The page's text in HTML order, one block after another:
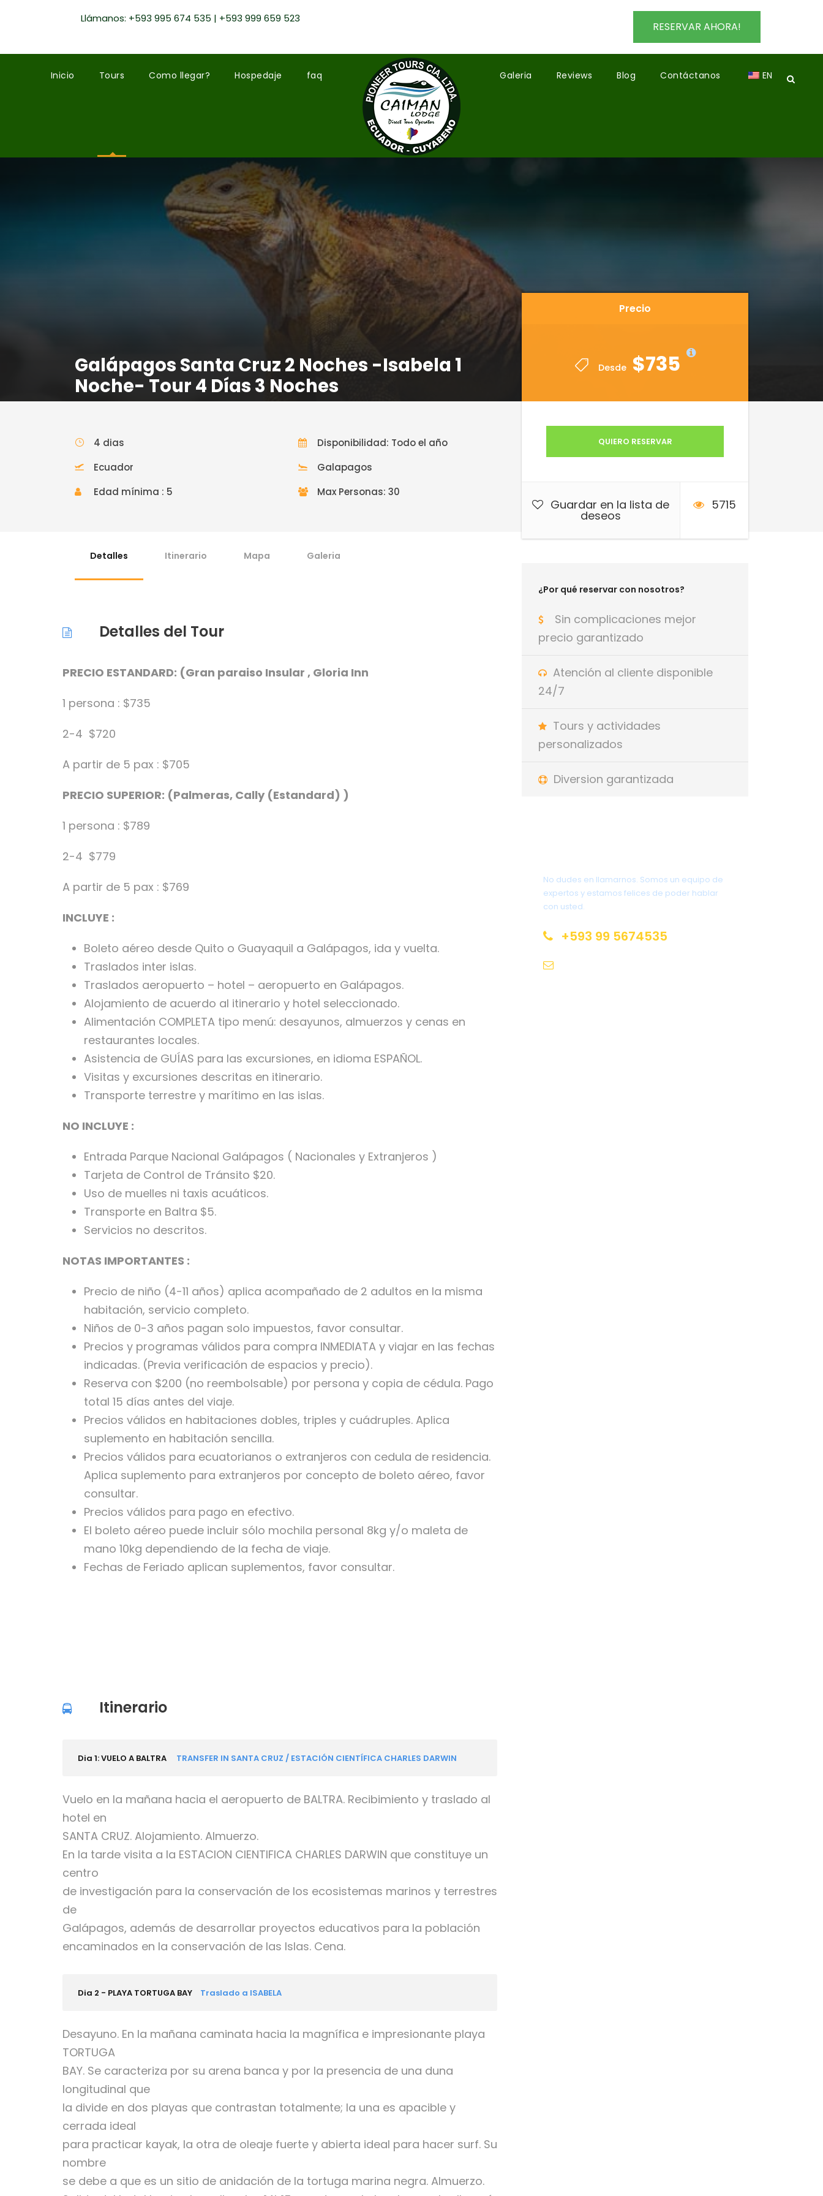
Llámanos: +593 995 674 535 | +593 999 659 523
RESERVAR AHORA!
Inicio Tours Como llegar? Hospedaje faq Galeria Reviews Blog Contáctanos EN
Galápagos Santa Cruz 2 Noches -Isabela 1
Noche- Tour 4 Días 3 Noches
Precio
Desde $735
Precio
Desde $735
QUIERO RESERVAR
Guardar en la lista de
deseos
5715
¿Por qué reservar con nosotros?
Sin complicaciones mejor
precio garantizado
Atención al cliente disponible
24/7
Tours y actividades
personalizados
Diversion garantizada
No dudes en llamarnos. Somos un equipo de
expertos y estamos felices de poder hablar
con usted.
+593 99 5674535
4 dias
Disponibilidad: Todo el año
Ecuador
Galapagos
Edad mínima : 5
Max Personas: 30
Detalles Itinerario Mapa Galeria
Detalles del Tour
PRECIO ESTANDARD: (Gran paraiso Insular , Gloria Inn
1 persona : $735
2-4 $720
A partir de 5 pax : $705
PRECIO SUPERIOR: (Palmeras, Cally (Estandard) )
1 persona : $789
2-4 $779
A partir de 5 pax : $769
INCLUYE :
Boleto aéreo desde Quito o Guayaquil a Galápagos, ida y vuelta.
Traslados inter islas.
Traslados aeropuerto – hotel – aeropuerto en Galápagos.
Alojamiento de acuerdo al itinerario y hotel seleccionado.
Alimentación COMPLETA tipo menú: desayunos, almuerzos y cenas en
restaurantes locales.
Asistencia de GUÍAS para las excursiones, en idioma ESPAÑOL.
Visitas y excursiones descritas en itinerario.
Transporte terrestre y marítimo en las islas.
NO INCLUYE :
Entrada Parque Nacional Galápagos ( Nacionales y Extranjeros )
Tarjeta de Control de Tránsito $20.
Uso de muelles ni taxis acuáticos.
Transporte en Baltra $5.
Servicios no descritos.
NOTAS IMPORTANTES :
Precio de niño (4-11 años) aplica acompañado de 2 adultos en la misma
habitación, servicio completo.
Niños de 0-3 años pagan solo impuestos, favor consultar.
Precios y programas válidos para compra INMEDIATA y viajar en las fechas
indicadas. (Previa verificación de espacios y precio).
Reserva con $200 (no reembolsable) por persona y copia de cédula. Pago
total 15 días antes del viaje.
Precios válidos en habitaciones dobles, triples y cuádruples. Aplica
suplemento en habitación sencilla.
Precios válidos para ecuatorianos o extranjeros con cedula de residencia.
Aplica suplemento para extranjeros por concepto de boleto aéreo, favor
consultar.
Precios válidos para pago en efectivo.
El boleto aéreo puede incluir sólo mochila personal 8kg y/o maleta de
mano 10kg dependiendo de la fecha de viaje.
Fechas de Feriado aplican suplementos, favor consultar.
Itinerario
Dia 1: VUELO A BALTRA TRANSFER IN SANTA CRUZ / ESTACIÓN CIENTÍFICA CHARLES DARWIN
Vuelo en la mañana hacia el aeropuerto de BALTRA. Recibimiento y traslado al
hotel en
SANTA CRUZ. Alojamiento. Almuerzo.
En la tarde visita a la ESTACION CIENTIFICA CHARLES DARWIN que constituye un
centro
de investigación para la conservación de los ecosistemas marinos y terrestres
de
Galápagos, además de desarrollar proyectos educativos para la población
encaminados en la conservación de las Islas. Cena.
Dia 2 - PLAYA TORTUGA BAY Traslado a ISABELA
Desayuno. En la mañana caminata hacia la magnífica e impresionante playa
TORTUGA
BAY. Se caracteriza por su arena banca y por la presencia de una duna
longitudinal que
la divide en dos playas que contrastan totalmente; la una es apacible y
cerrada ideal
para practicar kayak, la otra de oleaje fuerte y abierta ideal para hacer surf. Su
nombre
se debe a que es un sitio de anidación de la tortuga marina negra. Almuerzo.